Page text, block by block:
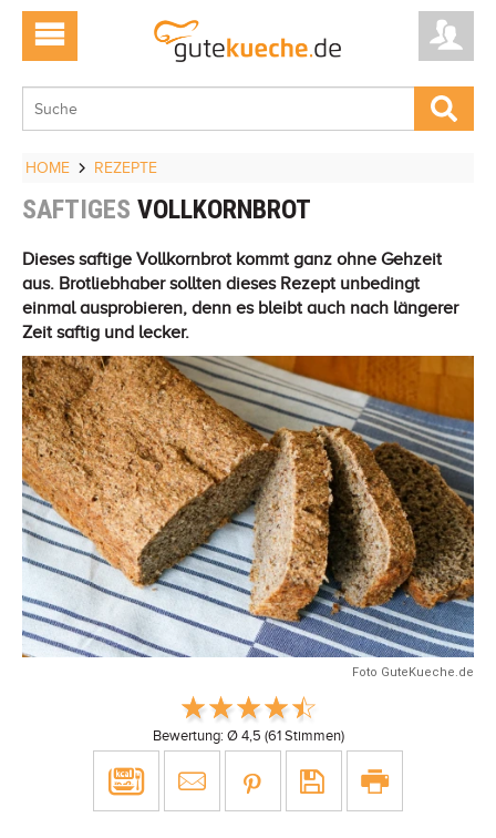
HOME REZEPTE
SAFTIGES VOLLKORNBROT
Dieses saftige Vollkornbrot kommt ganz ohne Gehzeit
aus. Brotliebhaber sollten dieses Rezept unbedingt
einmal ausprobieren, denn es bleibt auch nach längerer
Zeit saftig und lecker.
Foto GuteKueche.de
Bewertung: Ø 4,5 (61Stimmen)